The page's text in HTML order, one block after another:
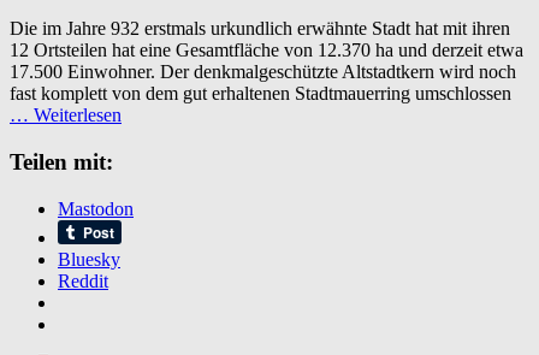
Chronik
der
Stadt
Bad
Die im Jahre 932 erstmals urkundlich erwähnte Stadt hat mit ihren
12 Ortsteilen hat eine Gesamtfläche von 12.370 ha und derzeit etwa
17.500 Einwohner. Der denkmalgeschützte Altstadtkern wird noch
fast komplett von dem gut erhaltenen Stadtmauerring umschlossen
… Weiterlesen
Teilen mit:
Mastodon
Bluesky
Reddit